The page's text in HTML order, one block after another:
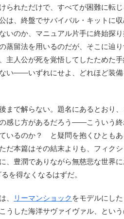
られただけで、すべてが困難に転
は、終盤でサバイバル・キットに
いのか、マニュアル片手に終始探
蒸留法を用いるのだが、そこに辿
主人公が死を覚悟してしたためた
い――いずれにせよ、どれほど装
で解らない。題名にあるとおり
感じ方があるだろう――こういう
いるのか？ と疑問を抱くひともあ
だ本篇はその結末よりも、フィク
、豊潤でありながら無慈悲な世界
を得なくなるはずだ。
、 リーマンショック をモデルにし
うした海洋サヴァイヴァル、とい